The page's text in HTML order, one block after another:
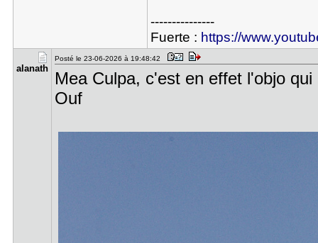
---------------
Fuerte : https://
alanath
Posté le 23-06-2026 à 19:48:42
Mea Culpa, c'est en effet l'objo
Ouf